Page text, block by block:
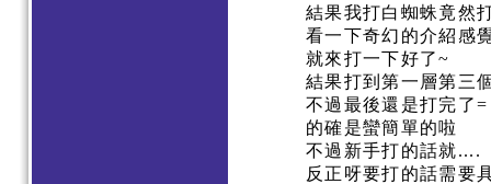
結果我打白蜘蛛竟然
看一下奇幻的介紹感
就來打一下好了~
結果打到第一層第三
不過最後還是打完了
的確是蠻簡單的啦
不過新手打的話就....
反正呀要打的話需要